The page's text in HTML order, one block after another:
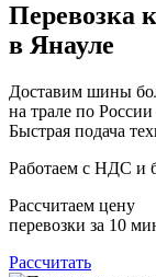
Перевозка
в Янауле
Доставим шины
на трале по России
Быстрая подача
Работаем с НДС и
Рассчитаем цену
перевозки за 10
Рассчитать